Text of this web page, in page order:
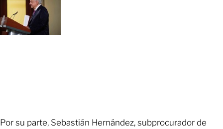
Por su parte, Sebastián Hernández, subprocurador de